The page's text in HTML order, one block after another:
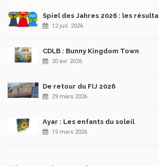
Spiel des Jahres 2026 : les
12 juil. 2026
CDLB : Bunny Kingdom Town
20 avr. 2026
De retour du FIJ 2026
29 mars 2026
Ayar : Les enfants du soleil
15 mars 2026